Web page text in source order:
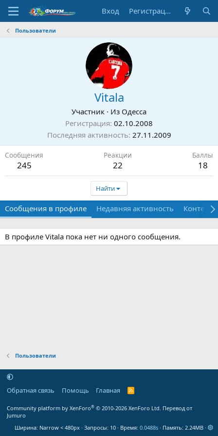
Вход Регистрация
Пользователи
Vitala
Участник · Из Одесса
Регистрация 02.10.2008
Последняя активность 27.11.2009
Сообщения
245
Реакции
22
Баллы
18
Найти
Сообщения в профиле Недавняя активность Контент
В профиле Vitala пока нет ни одного сообщения.
Пользователи
Обратная связь Помощь Главная
R
Community platform by XenForo® © 2010-2026 XenForo Ltd. Перевод от
Jumuro
Ширина
Запросы 10 Время 0.0488s Память 2.24MB